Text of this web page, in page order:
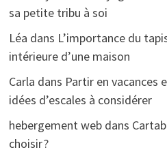
sa petite tribu à soi
Léa dans L’importance du
intérieure d’une maison
Carla dans Partir en vacances
idées d’escales à considérer
hebergement webdans
choisir ?